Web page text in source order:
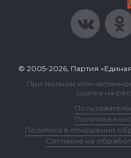
© 2005-2026, Партия
При полном или
ссылка на
Политика
Политика в отношении
Согласие на